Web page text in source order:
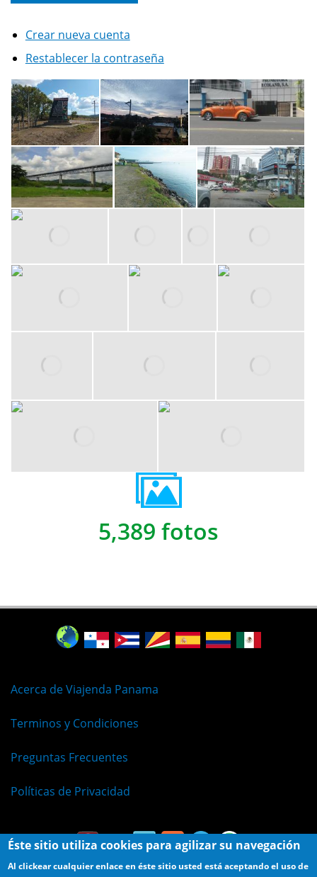
Crear nueva cuenta
Restablecer la contraseña
5,389 fotos
Acerca de Viajenda Panama
Terminos y Condiciones
Preguntas Frecuentes
Políticas de Privacidad
Éste sitio utiliza cookies para agilizar su navegación
Al clickear cualquier enlace en éste sitio usted está aceptando el uso de